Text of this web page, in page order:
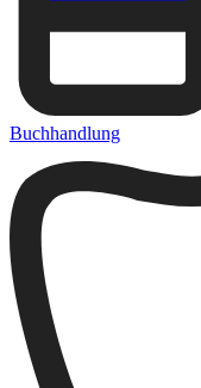
Buchhandlung